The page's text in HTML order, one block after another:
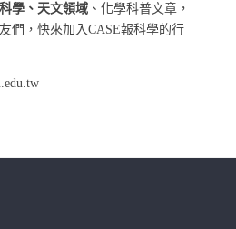
學、天文領域 、化學科普文章，
們，快來加入CASE報科學的行